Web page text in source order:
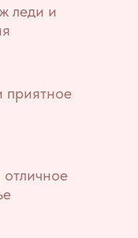
леди и
приятное